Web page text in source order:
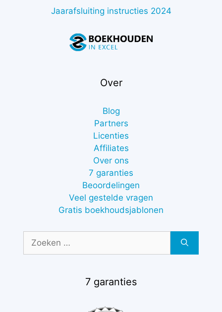
Jaarafsluiting instructies 2024
Over
Blog
Partners
Licenties
Affiliates
Over ons
7 garanties
Beoordelingen
Veel gestelde vragen
Gratis boekhoudsjablonen
naar:
7 garanties